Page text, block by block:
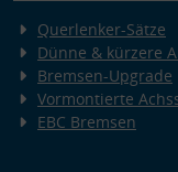
Querlenker-Sätze
Dünne & kürzere
Bremsen-Upgrade
Vormontierte
EBC Bremsen